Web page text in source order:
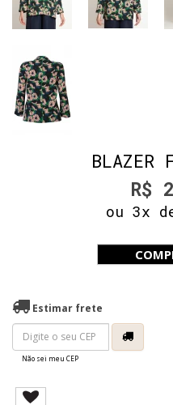
BLAZER
R$
ou 3x
Estimar frete
Não sei meu CEP